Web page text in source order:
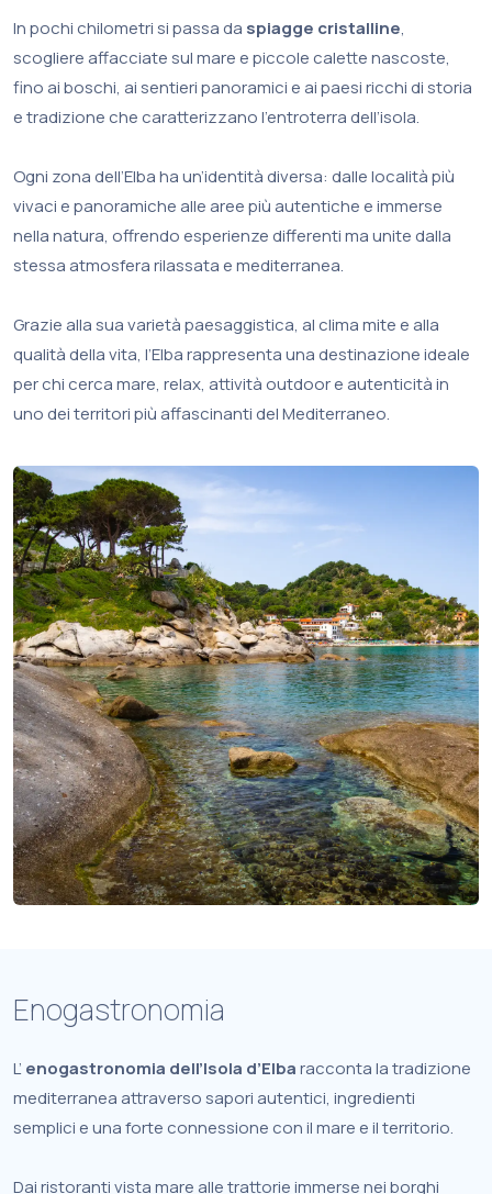
In pochi chilometri si passa da spiagge cristalline,
scogliere affacciate sul mare e piccole calette nascoste,
fino ai boschi, ai sentieri panoramici e ai paesi ricchi di storia
e tradizione che caratterizzano l’entroterra dell’isola.
Ogni zona dell’Elba ha un’identità diversa: dalle località più
vivaci e panoramiche alle aree più autentiche e immerse
nella natura, offrendo esperienze differenti ma unite dalla
stessa atmosfera rilassata e mediterranea.
Grazie alla sua varietà paesaggistica, al clima mite e alla
qualità della vita, l’Elba rappresenta una destinazione ideale
per chi cerca mare, relax, attività outdoor e autenticità in
uno dei territori più affascinanti del Mediterraneo.
Enogastronomia
L’enogastronomia dell’Isola d’Elbaracconta la tradizione
mediterranea attraverso sapori autentici, ingredienti
semplici e una forte connessione con il mare e il territorio.
Dai ristoranti vista mare alle trattorie immerse nei borghi